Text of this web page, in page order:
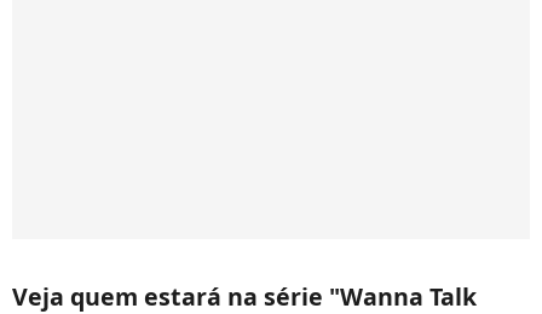
Veja quem estará na série "Wanna Talk